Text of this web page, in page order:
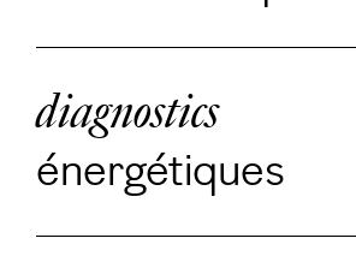
diagnostics
énergétiques